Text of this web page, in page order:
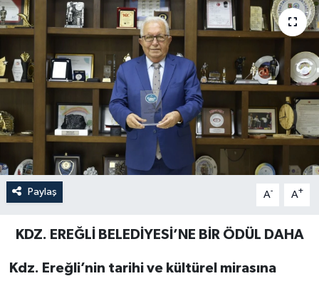
Paylaş A- A+
KDZ. EREĞLİ BELEDİYESİ’NE BİR ÖDÜL DAHA
Kdz. Ereğli’nin tarihi ve kültürel mirasına
Gökçebey
Özel
Mesaj
Dergim
Ulusal
Son Dakika Haberleri